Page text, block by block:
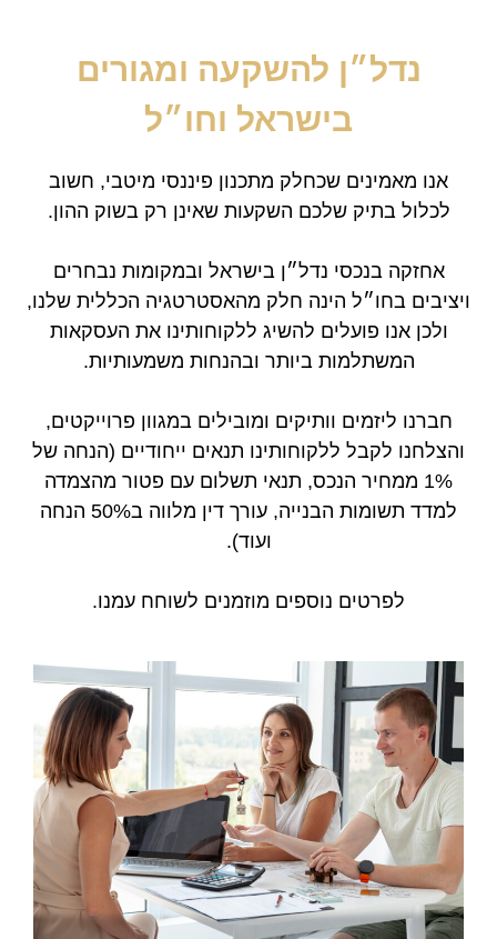
נדל״ן להשקעה ומגורים
בישראל וחו״ל
אנו מאמינים שכחלק מתכנון פיננסי מיטבי, חשוב
לכלול בתיק שלכם השקעות שאינן רק בשוק ההון.
אחזקה בנכסי נדל״ן בישראל ובמקומות נבחרים
ויציבים בחו״ל הינה חלק מהאסטרטגיה הכללית שלנו,
ולכן אנו פועלים להשיג ללקוחותינו את העסקאות
המשתלמות ביותר ובהנחות משמעותיות.
חברנו ליזמים וותיקים ומובילים במגוון פרוייקטים,
והצלחנו לקבל ללקוחותינו תנאים ייחודיים (הנחה של
1% ממחיר הנכס, תנאי תשלום עם פטור מהצמדה
למדד תשומות הבנייה, עורך דין מלווה ב50% הנחה
ועוד).
לפרטים נוספים מוזמנים לשוחח עמנו.